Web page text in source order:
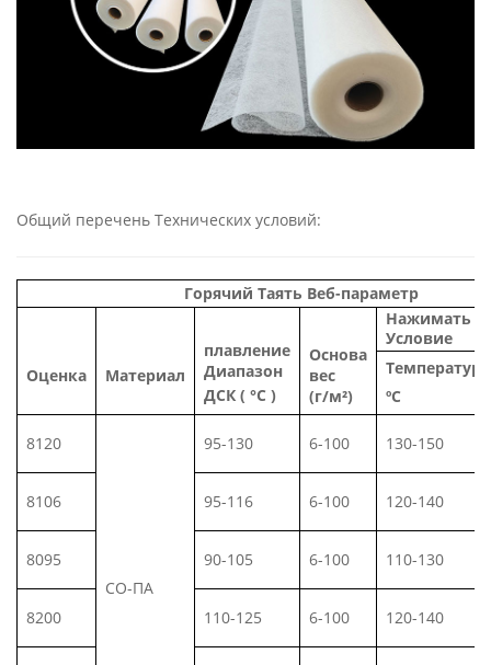
Общий перечень Технических условий:
Горячий Таять Веб-параметр
Оценка Материал
плавление
Диапазон
ДСК ( °С )
Основа
вес
(г/м²)
Нажимать
Условие
Температура
ºC
8120
СО-ПА
95-130 6-100 130-150
8106 95-116 6-100 120-140
8095 90-105 6-100 110-130
8200 110-125 6-100 120-140